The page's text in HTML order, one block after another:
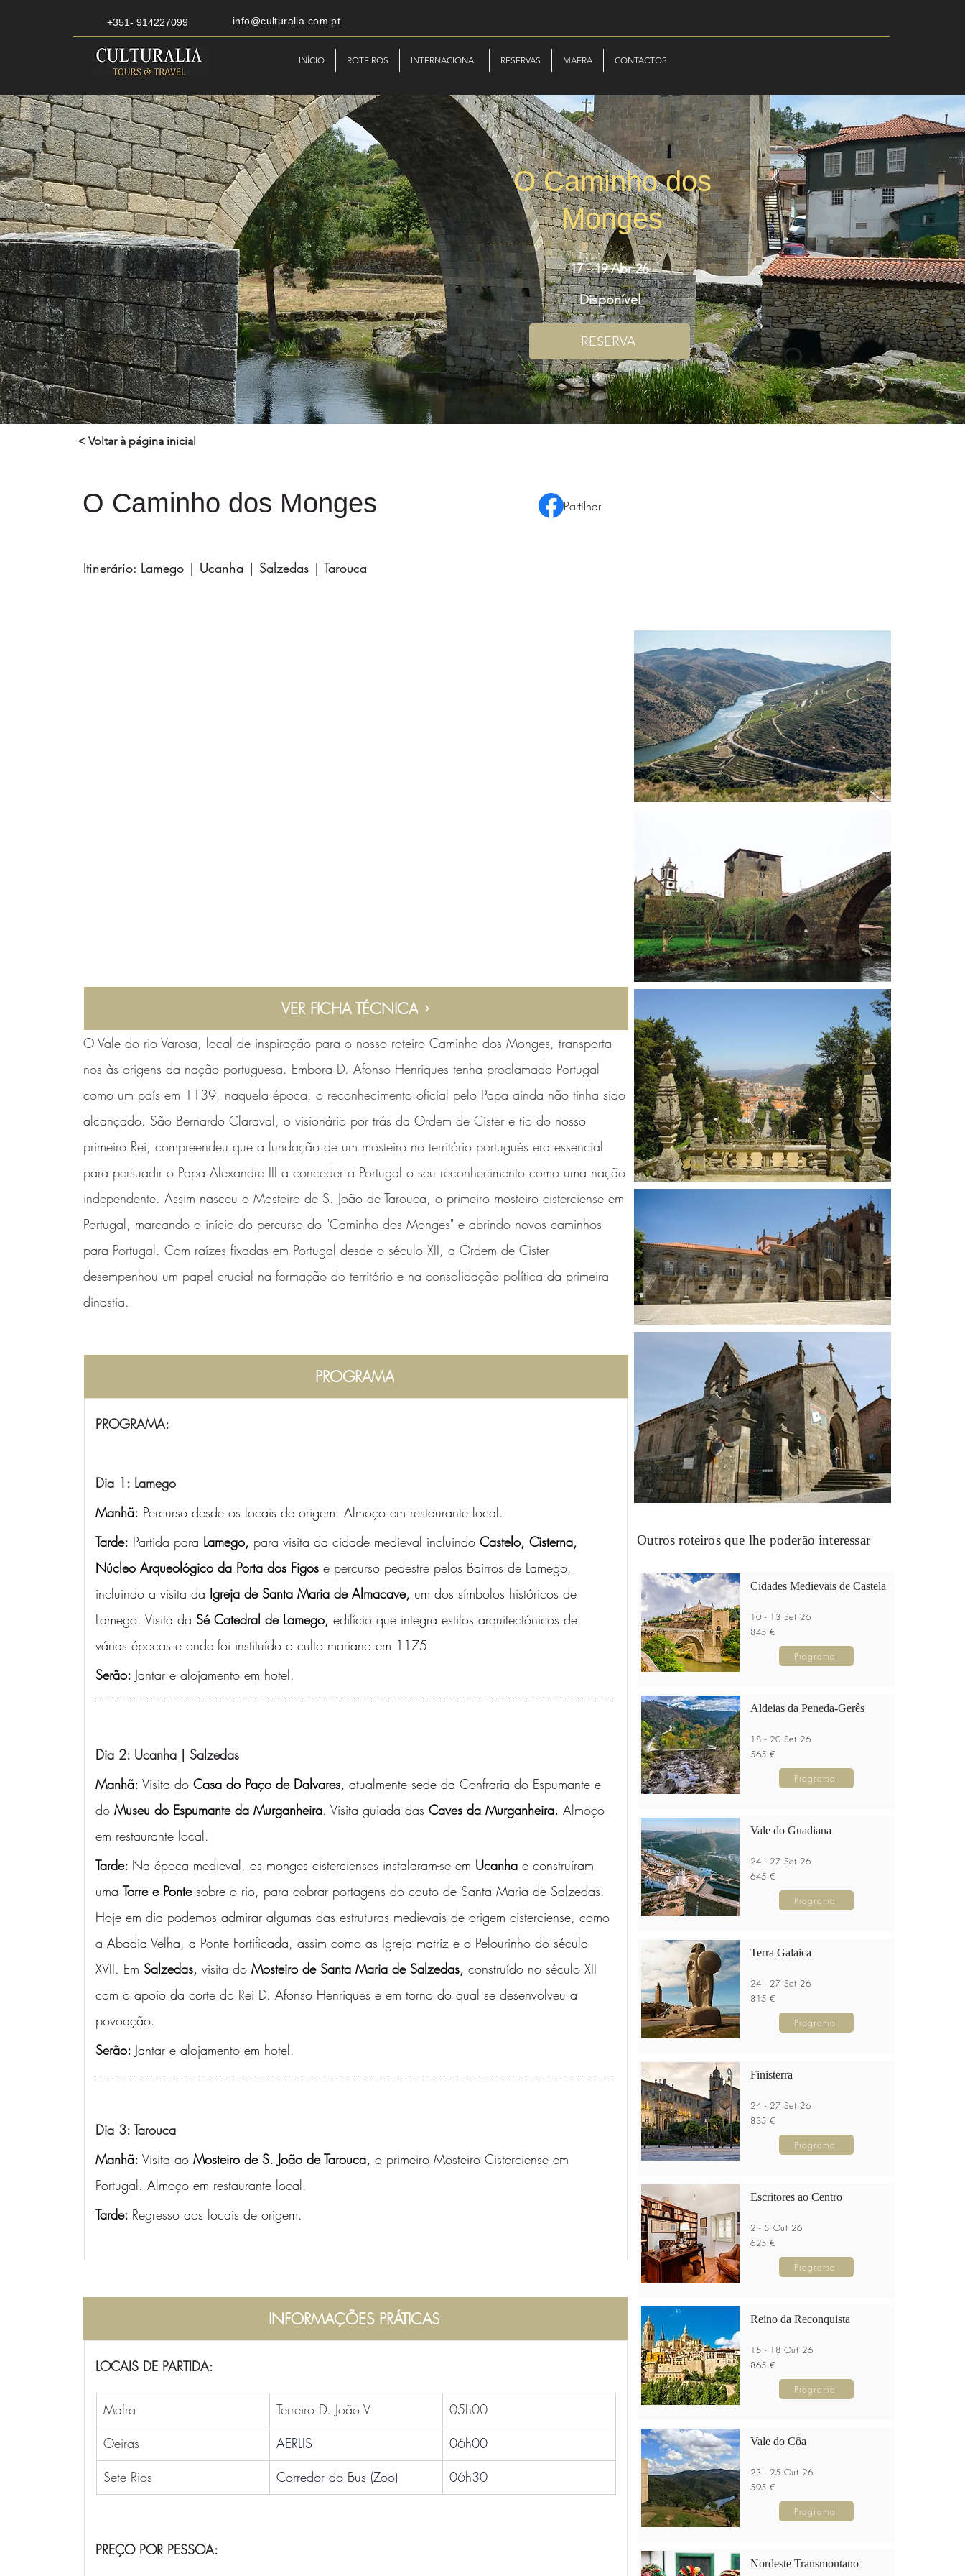
+351- 914227099 info@culturalia.com.pt
INÍCIO ROTEIROS INTERNACIONAL RESERVAS MAFRA CONTACTOS
O Caminho dos
Monges
17 - 19 Abr 26
Disponível
RESERVA
Partilhar
< Voltar à página inicial
O Caminho dos Monges
Itinerário: Lamego | Ucanha | Salzedas | Tarouca
VER FICHA TÉCNICA
O Vale do rio Varosa, local de inspiração para o nosso roteiro Caminho dos Monges, transporta-
nos às origens da nação portuguesa. Embora D. Afonso Henriques tenha proclamado Portugal
como um país em 1139, naquela época, o reconhecimento oficial pelo Papa ainda não tinha sido
alcançado. São Bernardo Claraval, o visionário por trás da Ordem de Cister e tio do nosso
primeiro Rei, compreendeu que a fundação de um mosteiro no território português era essencial
para persuadir o Papa Alexandre III a conceder a Portugal o seu reconhecimento como uma nação
independente. Assim nasceu o Mosteiro de S. João de Tarouca, o primeiro mosteiro cisterciense em
Portugal, marcando o início do percurso do "Caminho dos Monges" e abrindo novos caminhos
para Portugal. Com raízes fixadas em Portugal desde o século XII, a Ordem de Cister
desempenhou um papel crucial na formação do território e na consolidação política da primeira
dinastia.
PROGRAMA
PROGRAMA:
Dia 1: Lamego
Manhã: Percurso desde os locais de origem. Almoço em restaurante local.
Tarde: Partida para Lamego, para visita da cidade medieval incluindo Castelo, Cisterna,
Núcleo Arqueológico da Porta dos Figos e percurso pedestre pelos Bairros de Lamego,
incluindo a visita da Igreja de Santa Maria de Almacave, um dos símbolos históricos de
Lamego. Visita da Sé Catedral de Lamego, edifício que integra estilos arquitectónicos de
várias épocas e onde foi instituído o culto mariano em 1175.
Serão: Jantar e alojamento em hotel.
Dia 2: Ucanha | Salzedas
Manhã: Visita do Casa do Paço de Dalvares, atualmente sede da Confraria do Espumante e
do Museu do Espumante da Murganheira. Visita guiada das Caves da Murganheira. Almoço
em restaurante local.
Tarde: Na época medieval, os monges cistercienses instalaram-se em Ucanha e construíram
uma Torre e Ponte sobre o rio, para cobrar portagens do couto de Santa Maria de Salzedas.
Hoje em dia podemos admirar algumas das estruturas medievais de origem cisterciense, como
a Abadia Velha, a Ponte Fortificada, assim como as Igreja matriz e o Pelourinho do século
XVII. Em Salzedas, visita do Mosteiro de Santa Maria de Salzedas, construído no século XII
com o apoio da corte do Rei D. Afonso Henriques e em torno do qual se desenvolveu a
povoação.
Serão: Jantar e alojamento em hotel.
Dia 3: Tarouca
Manhã: Visita ao Mosteiro de S. João de Tarouca, o primeiro Mosteiro Cisterciense em
Portugal. Almoço em restaurante local.
Tarde: Regresso aos locais de origem.
INFORMAÇÕES PRÁTICAS
LOCAIS DE PARTIDA:
Mafra Terreiro D. João V
05h00
Oeiras
AERLIS
06h00
Sete Rios
Corredor do Bus (Zoo) 06h30
PREÇO POR PESSOA:
Outros roteiros que lhe poderão interessar
Cidades Medievais de Castela
10 - 13 Set 26
845 €
Programa
Aldeias da Peneda-Gerês
18 - 20 Set 26
565 €
Programa
Vale do Guadiana
24 - 27 Set 26
645 €
Programa
Terra Galaica
24 - 27 Set 26
815 €
Programa
Finisterra
24 - 27 Set 26
835 €
Programa
Escritores ao Centro
2 - 5 Out 26
625 €
Programa
Reino da Reconquista
15 - 18 Out 26
865 €
Programa
Vale do Côa
23 - 25 Out 26
595 €
Programa
Nordeste Transmontano